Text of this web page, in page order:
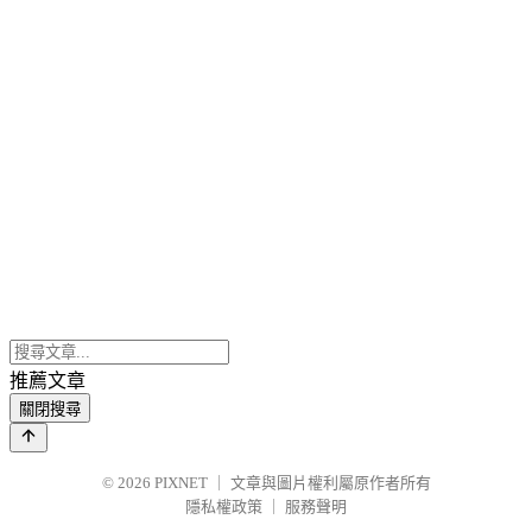
推薦文章
關閉搜尋
© 2026 PIXNET
文章與圖片權利屬原作者所有
隱私權政策
服務聲明